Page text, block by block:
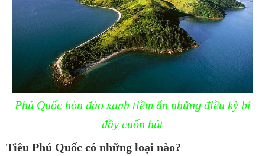
Phú Quốc hòn đảo xanh tiềm ẩn những điều kỳ bí
đầy cuốn hút
Tiêu Phú Quốc có những loại nào?